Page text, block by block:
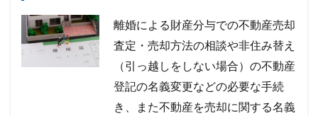
離婚による財産分与での不動産売却
査定・売却方法の相談や非住み替え
（引っ越しをしない場合）の不動産
登記の名義変更などの必要な手続
き、また不動産を売却に関する名義